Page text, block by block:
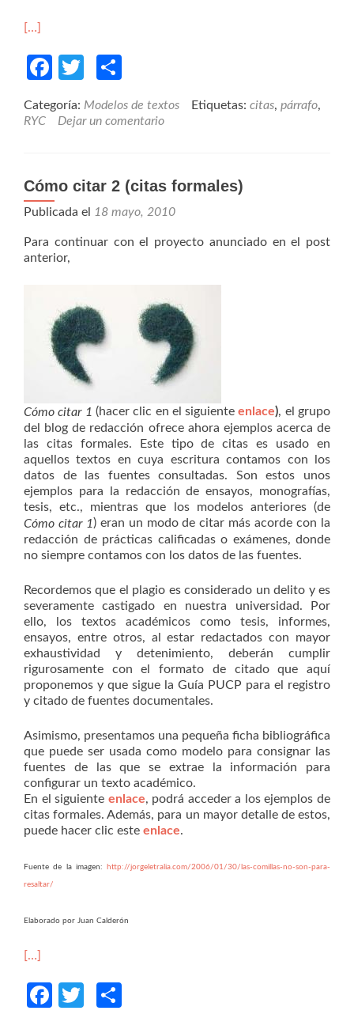
[…]
Facebook
Twitter
Categoría: Modelos de textos Etiquetas: citas, párrafo,
RYC
Dejar un comentario
Cómo citar 2 (citas formales)
Publicada el 18 mayo, 2010
Para continuar con el proyecto anunciado en el post
anterior,
Cómo citar 1 (hacer clic en el siguienteenlace), el grupo
del blog de redacción ofrece ahora ejemplos acerca de
las citas formales. Este tipo de citas es usado en
aquellos textos en cuya escritura contamos con los
datos de las fuentes consultadas. Son estos unos
ejemplos para la redacción de ensayos, monografías,
tesis, etc., mientras que los modelos anteriores (de
Cómo citar 1) eran un modo de citar más acorde con la
redacción de prácticas calificadas o exámenes, donde
no siempre contamos con los datos de las fuentes.
Recordemos que el plagio es considerado un delito y es
severamente castigado en nuestra universidad. Por
ello, los textos académicos como tesis, informes,
ensayos, entre otros, al estar redactados con mayor
exhaustividad y detenimiento, deberán cumplir
rigurosamente con el formato de citado que aquí
proponemos y que sigue la Guía PUCP para el registro
y citado de fuentes documentales.
Asimismo, presentamos una pequeña ficha bibliográfica
que puede ser usada como modelo para consignar las
fuentes de las que se extrae la información para
configurar un texto académico.
En el siguiente enlace, podrá acceder a los ejemplos de
citas formales. Además, para un mayor detalle de estos,
puede hacer clic este enlace.
Fuente de la imagen: http://jorgeletralia.com/2006/01/30/las-comillas-no-son-para-
resaltar/
Elaborado por Juan Calderón
[…]
Facebook
Twitter